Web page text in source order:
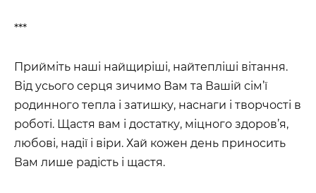
***
Прийміть наші найщиріші, найтепліші вітання.
Від усього серця зичимо Вам та Вашій сім’ї
родинного тепла і затишку, наснаги і творчості в
роботі. Щастя вам і достатку, міцного здоров’я,
любові, надії і віри. Хай кожен день приносить
Вам лише радість і щастя.